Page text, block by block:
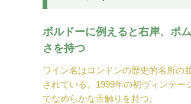
ボルドーに例えると右岸、ポ
さを持つ
ワイン名はロンドンの歴史的名所の
されている。1999年の初ヴィンテ
でなめらかな舌触りを持つ。